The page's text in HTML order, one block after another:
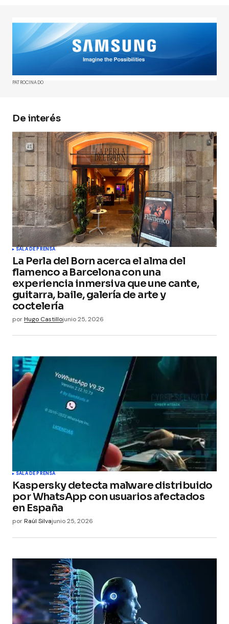
Tu dirección de correo electrónico no será
publicada.Los campos obligatorios están
marcados con*
Comment*
Your Name*
Your E-mail*
Guarda mi nombre, correo electrónico y web en
este navegador para la próxima vez que
comente.
Submit Comment
PATROCINADO
De interés
SALA DE PRENSA
La Perla del Born acerca el alma del
flamenco a Barcelona con una
experiencia inmersiva que une cante,
guitarra, baile, galería de arte y
coctelería
porHugo Castillojunio 25, 2026
SALA DE PRENSA
Kaspersky detecta malware distribuido
por WhatsApp con usuarios afectados
en España
porRaúl Silvajunio 25, 2026